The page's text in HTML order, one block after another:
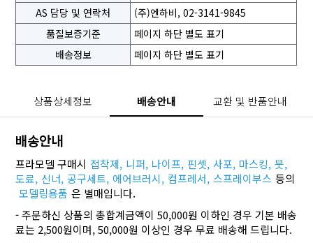
AS 담당 및 연락처
(주)엔하비, 02-3141-9845
품질보증기준
페이지 하단 별도 표기
배송정보
페이지 하단 별도 표기
상품상세정보 배송안내 교환 및 반품안내
배송안내
프라모델 구매시 접착제, 니퍼, 나이프, 핀셋, 사포, 마스킹, 붓,
도료, 신너, 공구세트, 에어브러시, 컴프레서, 스프레이부스 등의
모델링용품 은 별매입니다.
- 주문하신 상품의 총합계금액이 50,000원 이하인 경우 기본 배송
료는 2,500원이며, 50,000원 이상인 경우 무료 배송해 드립니다.